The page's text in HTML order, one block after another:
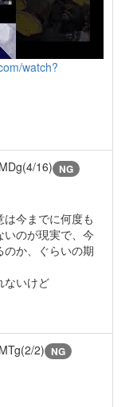
watch?
16) NG
今までに何度も
のが現実で、今
か、ぐらいの期
ないけど
2) NG